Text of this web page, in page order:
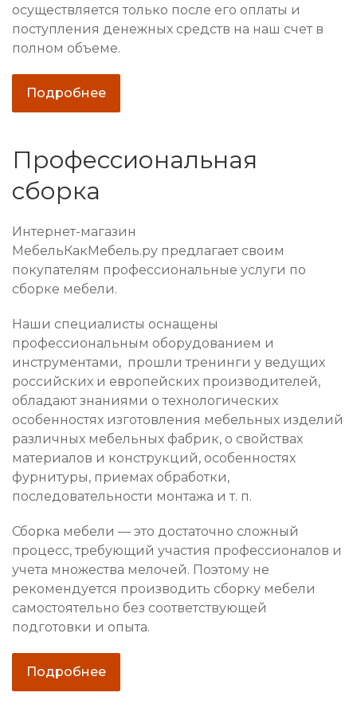
осуществляется только после его оплаты и
поступления денежных средств на наш счет в
полном объеме.
Подробнее
Профессиональная
сборка
Интернет-магазин
МебельКакМебель.ру предлагает своим
покупателям профессиональные услуги по
сборке мебели.
Наши специалисты оснащены
профессиональным оборудованием и
инструментами, прошли тренинги у ведущих
российских и европейских производителей,
обладают знаниями о технологических
особенностях изготовления мебельных изделий
различных мебельных фабрик, о свойствах
материалов и конструкций, особенностях
фурнитуры, приемах обработки,
последовательности монтажа и т. п.
Сборка мебели — это достаточно сложный
процесс, требующий участия профессионалов и
учета множества мелочей. Поэтому не
рекомендуется производить сборку мебели
самостоятельно без соответствующей
подготовки и опыта.
Подробнее